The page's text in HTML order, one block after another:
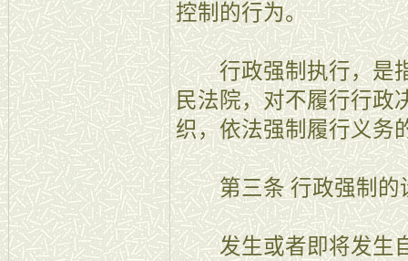
控制的行为。
行政强制执行，是指
民法院，对不履行行政
织，依法强制履行义务
第三条 行政强制的
发生或者即将发生自